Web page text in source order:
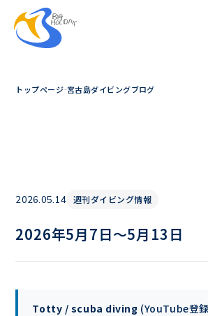
トップページ 宮古島ダイビングブログ
2026.05.14 週刊ダイビング情報
2026年5月7日〜5月13日
Totty / scuba diving (YouTube登